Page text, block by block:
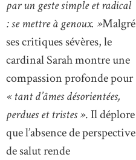
par un geste simple et radical
: se mettre à genoux. »Malgré
ses critiques sévères, le
cardinal Sarah montre une
compassion profonde pour
« tant d’âmes désorientées,
perdues et tristes ». Il déplore
que l’absence de perspective
de salut rende